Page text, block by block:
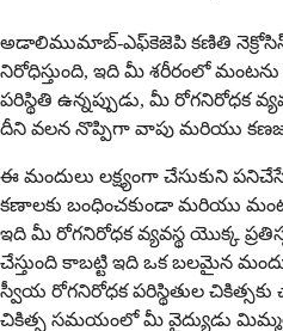
అడాలిముమాబ్-ఎఫ్‌కెజెపి కణితి నెక్రోసిస్
నిరోధిస్తుంది, ఇది మీ శరీరంలో
పరిస్థితి ఉన్నప్పుడు, మీ రోగనిరోధక
దీని వలన నొప్పిగా వాపు మరియు కణజాల
ఈ మందులు లక్ష్యంగా చేసుకుని
కణాలకు బంధించకుండా మరియు
ఇది మీ రోగనిరోధక వ్యవస్థ యొక్క
చేస్తుంది కాబట్టి ఇది ఒక బలమైన
స్వీయ రోగనిరోధక పరిస్థితుల
చికిత్స సమయంలో మీ వైద్యుడు